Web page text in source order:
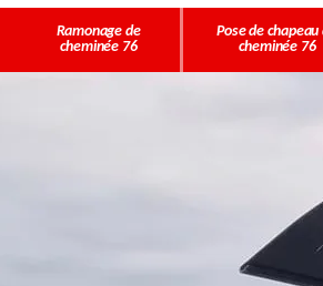
Ramonage de
cheminée 76
Pose de chapeau
cheminée 76